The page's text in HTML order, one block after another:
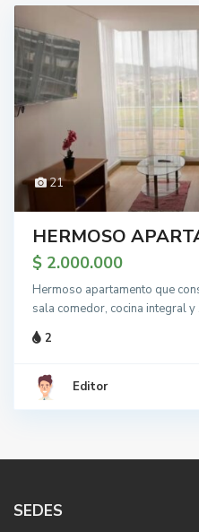
21
HERMOSO
$ 2.000.000
Hermoso apartamento que
sala comedor, cocina integral y
2
Editor
SEDES